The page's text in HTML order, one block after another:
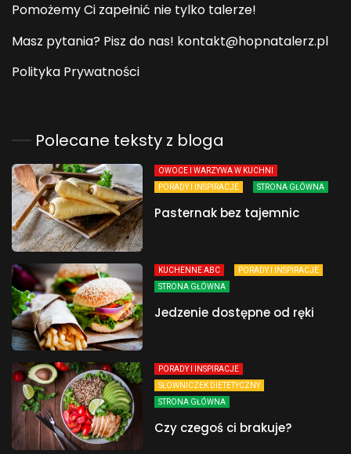
Pomożemy Ci zapełnić nie tylko talerze!
Masz pytania? Pisz do nas! kontakt@hopnatalerz.pl
Polityka Prywatności
Polecane teksty z bloga
OWOCE I WARZYWA W KUCHNI
PORADY I INSPIRACJE
STRONA GŁÓWNA
Pasternak bez tajemnic
KUCHENNE ABC
PORADY I INSPIRACJE
STRONA GŁÓWNA
Jedzenie dostępne od ręki
PORADY I INSPIRACJE
SŁOWNICZEK DIETETYCZNY
STRONA GŁÓWNA
Czy czegoś ci brakuje?